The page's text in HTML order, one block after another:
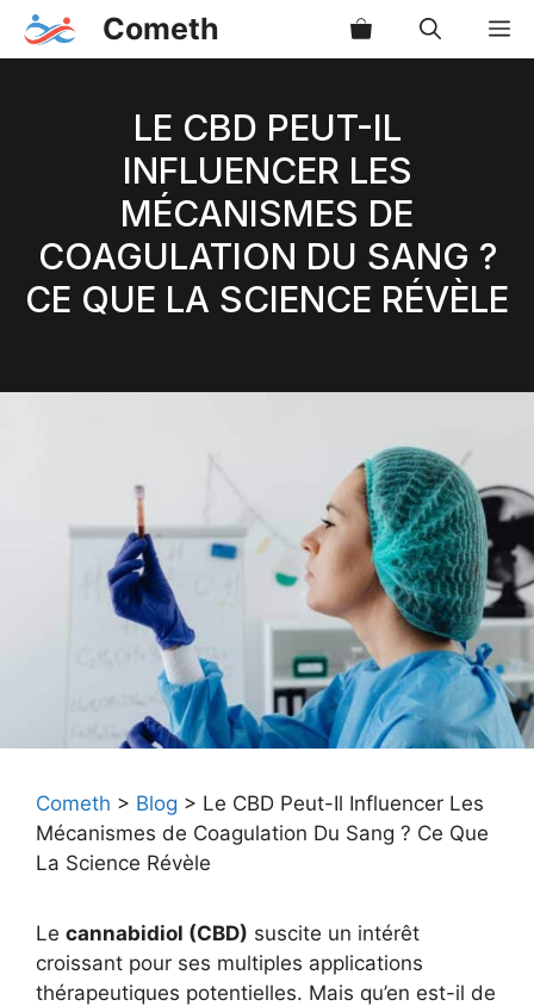
Aller
Cometh
LE CBD PEUT-IL
INFLUENCER LES
MÉCANISMES DE
COAGULATION DU SANG ?
CE QUE LA SCIENCE RÉVÈLE
Cometh > Blog > Le CBD Peut-Il Influencer Les
Mécanismes de Coagulation Du Sang ? Ce Que
La Science Révèle
Le cannabidiol (CBD) suscite un intérêt
croissant pour ses multiples applications
thérapeutiques potentielles. Mais qu’en est-il de